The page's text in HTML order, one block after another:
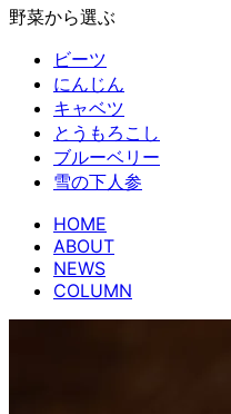
野菜から選ぶ
ビーツ
にんじん
キャベツ
とうもろこし
ブルーベリー
雪の下人参
HOME
ABOUT
NEWS
COLUMN